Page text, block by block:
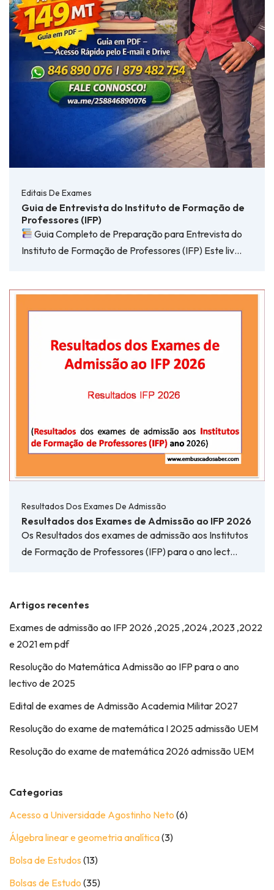
Editais De Exames
Guia de Entrevista do Instituto de Formação de
Professores (IFP)
Guia Completo de Preparação para Entrevista do
Instituto de Formação de Professores (IFP) Este liv…
Resultados Dos Exames De Admissão
Resultados dos Exames de Admissão ao IFP 2026
Os Resultados dos exames de admissão aos Institutos
de Formação de Professores (IFP) para o ano lect…
Artigos recentes
Exames de admissão ao IFP 2026 ,2025 ,2024 ,2023 ,2022
e 2021 em pdf
Resolução do Matemática Admissão ao IFP para o ano
lectivo de 2025
Edital de exames de Admissão Academia Militar 2027
Resolução do exame de matemática I 2025 admissão UEM
Resolução do exame de matemática 2026 admissão UEM
Categorias
Acesso a Universidade Agostinho Neto (6)
Álgebra linear e geometria analítica(3)
Bolsa de Estudos (13)
Bolsas de Estudo (35)